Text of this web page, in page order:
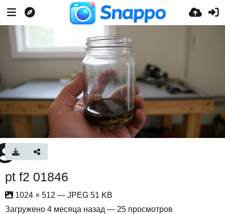
pt f2 01846
1024 × 512 — JPEG 51 KB
Загружено 4 месяца назад — 25 просмотров